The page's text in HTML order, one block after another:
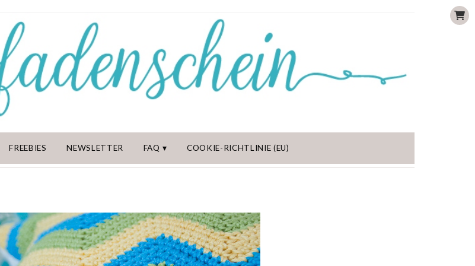
FREEBIES NEWSLETTER FAQ COOKIE-RICHTLINIE (EU)